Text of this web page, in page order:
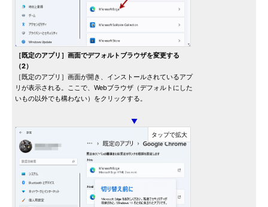
［既定のアプリ］画面でデフォルトブラウザを変更する
（2）
［既定のアプリ］画面が開き、インストールされているアプ
リが表示される。ここで、Webブラウザ（デフォルトにした
いもの以外でも構わない）をクリックする。
▼